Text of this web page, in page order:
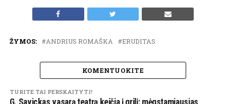
ŽYMOS: ANDRIUS ROMAŠKA ERUDITAS
KOMENTUOKITE
TURITE TAI PERSKAITYTI!